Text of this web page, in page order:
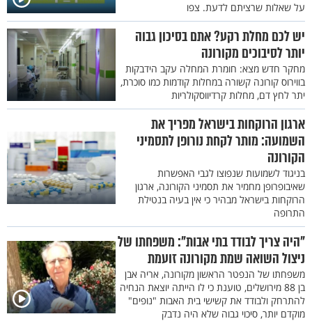
על שאלות שרציתם לדעת. צפו
יש לכם מחלת רקע? אתם בסיכון גבוה
יותר לסיבוכים מקורונה
מחקר חדש מצא: חומרת המחלה עקב הידבקות
בווירוס קורונה קשורה במחלות קודמות כמו סוכרת,
יתר לחץ דם, מחלות קרדיווסקולריות
ארגון הרוקחות בישראל מפריך את
השמועה: מותר לקחת נורופן לתסמיני
הקורונה
בניגוד לשמועות שנפוצו לגבי האפשרות
שאיבופרופן מחמיר את תסמיני הקורונה, ארגון
הרוקחות בישראל מבהיר כי אין בעיה בנטילת
התרופה
"היה צריך לבודד בתי אבות": משפחתו של
ניצול השואה שמת מקורונה זועמת
משפחתו של הנפטר הראשון מקורונה, אריה אבן
בן 88 מירושלים, טוענת כי לו הייתה יוצאת הנחיה
להתרחק ולבודד את קשישי בית האבות "נופים"
מוקדם יותר, סיכוי גבוה שלא היה נדבק